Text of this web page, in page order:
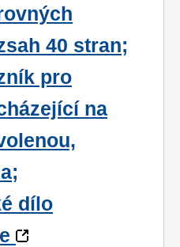
40 stran;
pro
na
dílo